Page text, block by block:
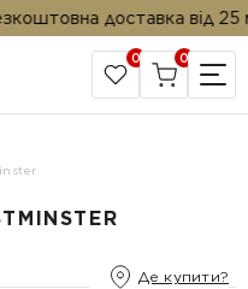
доставка від 25 м²
КОМПАНІЇ
0 0
Де купити?